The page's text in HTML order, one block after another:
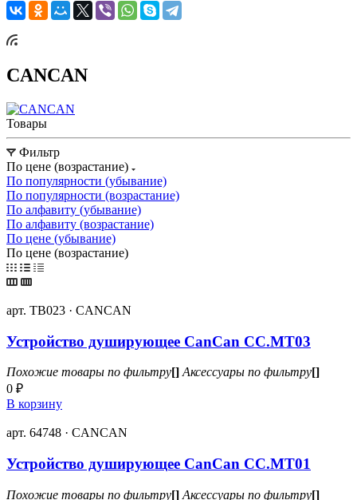
CANCAN
Товары
Фильтр
По цене (возрастание)
По популярности (убывание)
По популярности (возрастание)
По алфавиту (убывание)
По алфавиту (возрастание)
По цене (убывание)
По цене (возрастание)
арт. ТВ023 · CANCAN
Устройство душирующее CanCan CC.MT03
Похожие товары по фильтру[] Аксессуары по фильтру[]
0 ₽
В корзину
арт. 64748 · CANCAN
Устройство душирующее CanCan CC.MT01
Похожие товары по фильтру[] Аксессуары по фильтру[]